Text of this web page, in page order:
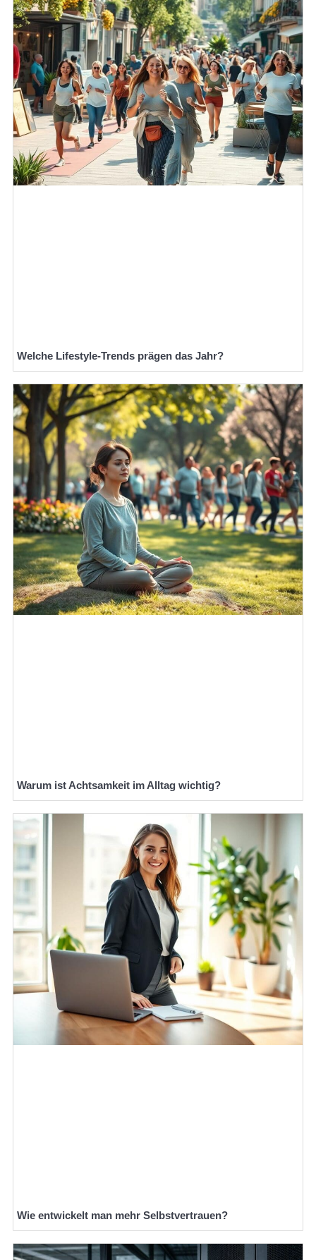
Welche Lifestyle-Trends prägen das Jahr?
Warum ist Achtsamkeit im Alltag wichtig?
Wie entwickelt man mehr Selbstvertrauen?